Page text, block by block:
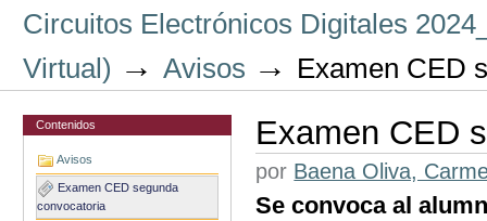
Circuitos Electrónicos Digitales
Virtual) →Avisos → Examen CED
Contenidos
Avisos
Examen CED segunda
convocatoria
Examen CED
por Baena Oliva,
Se convoca al